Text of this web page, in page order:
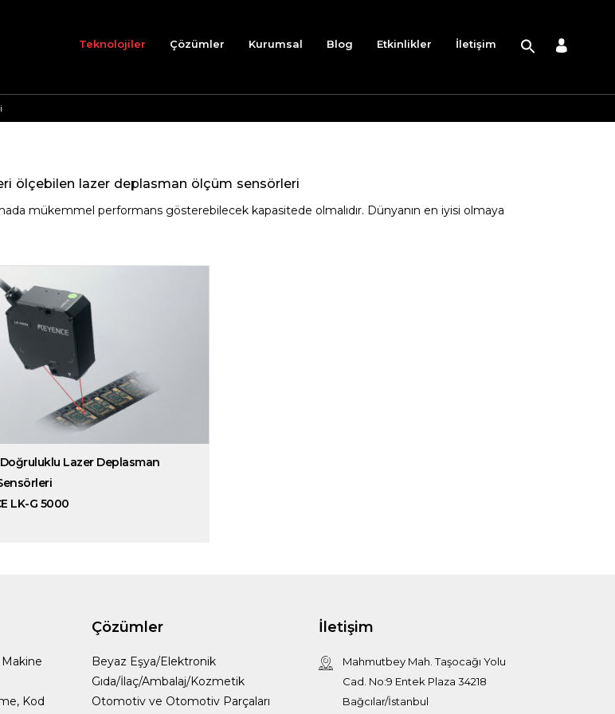
Teknolojiler Çözümler Kurumsal Blog Etkinlikler İletişim
ölçebilen lazer deplasman ölçüm sensörleri
mükemmel performans gösterebilecek kapasitede olmalıdır. Dünyanın en iyisi olmaya
Lazer Deplasman
LK-G 5000
Kod
Çözümler
Beyaz Eşya/Elektronik
Gıda/İlaç/Ambalaj/Kozmetik
Otomotiv ve Otomotiv Parçaları
İletişim
Mahmutbey Mah. Taşocağı Yolu
Cad. No:9 Entek Plaza 34218
Bağcılar/İstanbul